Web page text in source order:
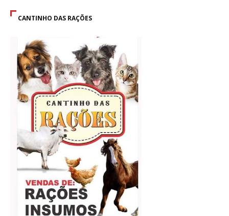
CANTINHO DAS RAÇÕES